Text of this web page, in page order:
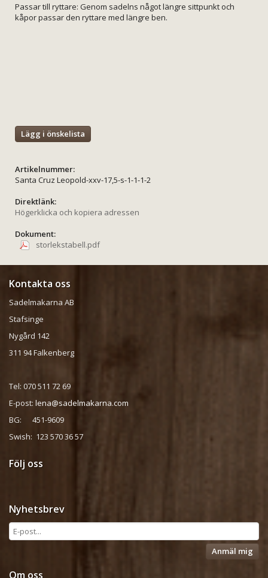
Passar till ryttare: Genom sadelns något längre sittpunkt och
kåpor passar den ryttare med längre ben.
Lägg i önskelista
Artikelnummer:
Santa Cruz Leopold-xxv-17,5-s-1-1-1-2
Direktlänk:
Högerklicka och kopiera adressen
Dokument:
storlekstabell.pdf
Kontakta oss
Sadelmakarna AB
Stafsinge
Nygård 142
311 94 Falkenberg
Tel: 070 511 72 69
E-post: lena@sadelmakarna.com
BG: 451-9609
Swish: 123 570 36 57
Följ oss
Nyhetsbrev
Anmäl mig
Om oss